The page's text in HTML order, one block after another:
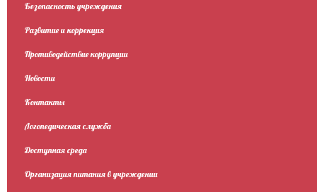
Безопасность учреждения
Развитие и коррекция
Противодействие коррупции
Новости
Контакты
Логопедическая служба
Доступная среда
Организация питания в учреждении